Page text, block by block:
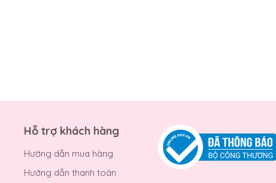
Hỗ trợ khách hàng
Hướng dẫn mua hàng
Hướng dẫn thanh toán